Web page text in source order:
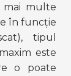
mai multe
în funcție
tipul
este
o poate